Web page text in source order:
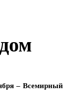
– Всемирный